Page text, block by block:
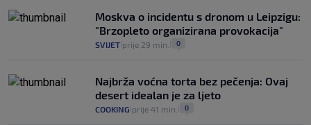
Moskva o incidentu s dronom u Leipzigu:
"Brzopleto organizirana provokacija"
SVIJET prije 29 min. 0
Najbrža voćna torta bez pečenja: Ovaj
desert idealan je za ljeto
COOKING prije 41 min. 0